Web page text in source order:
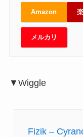
Amazon
メルカリ
▼Wiggle
Fizik –